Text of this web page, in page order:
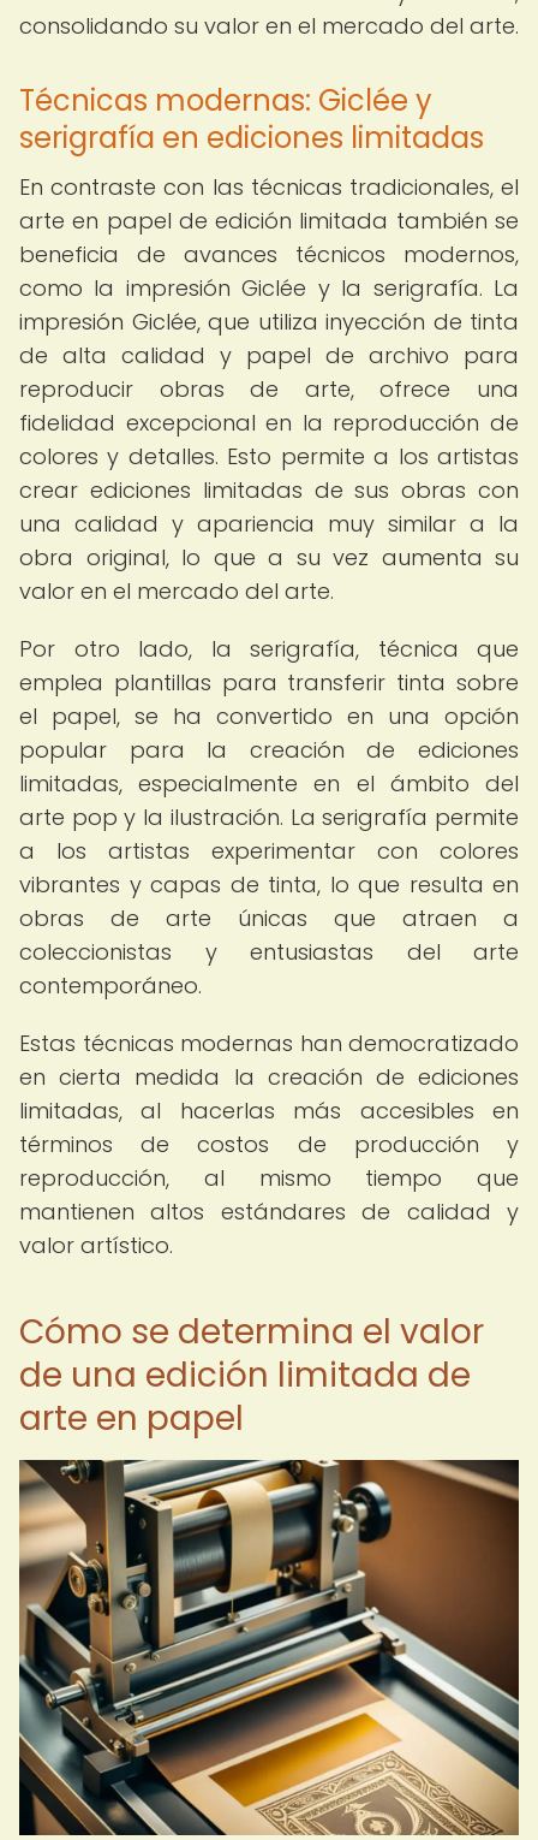
consolidando su valor en el mercado del arte.
Técnicas modernas: Giclée y
serigrafía en ediciones limitadas
En contraste con las técnicas tradicionales, el
arte en papel de edición limitada también se
beneficia de avances técnicos modernos,
como la impresión Giclée y la serigrafía. La
impresión Giclée, que utiliza inyección de tinta
de alta calidad y papel de archivo para
reproducir obras de arte, ofrece una
fidelidad excepcional en la reproducción de
colores y detalles. Esto permite a los artistas
crear ediciones limitadas de sus obras con
una calidad y apariencia muy similar a la
obra original, lo que a su vez aumenta su
valor en el mercado del arte.
Por otro lado, la serigrafía, técnica que
emplea plantillas para transferir tinta sobre
el papel, se ha convertido en una opción
popular para la creación de ediciones
limitadas, especialmente en el ámbito del
arte pop y la ilustración. La serigrafía permite
a los artistas experimentar con colores
vibrantes y capas de tinta, lo que resulta en
obras de arte únicas que atraen a
coleccionistas y entusiastas del arte
contemporáneo.
Estas técnicas modernas han democratizado
en cierta medida la creación de ediciones
limitadas, al hacerlas más accesibles en
términos de costos de producción y
reproducción, al mismo tiempo que
mantienen altos estándares de calidad y
valor artístico.
Cómo se determina el valor
de una edición limitada de
arte en papel